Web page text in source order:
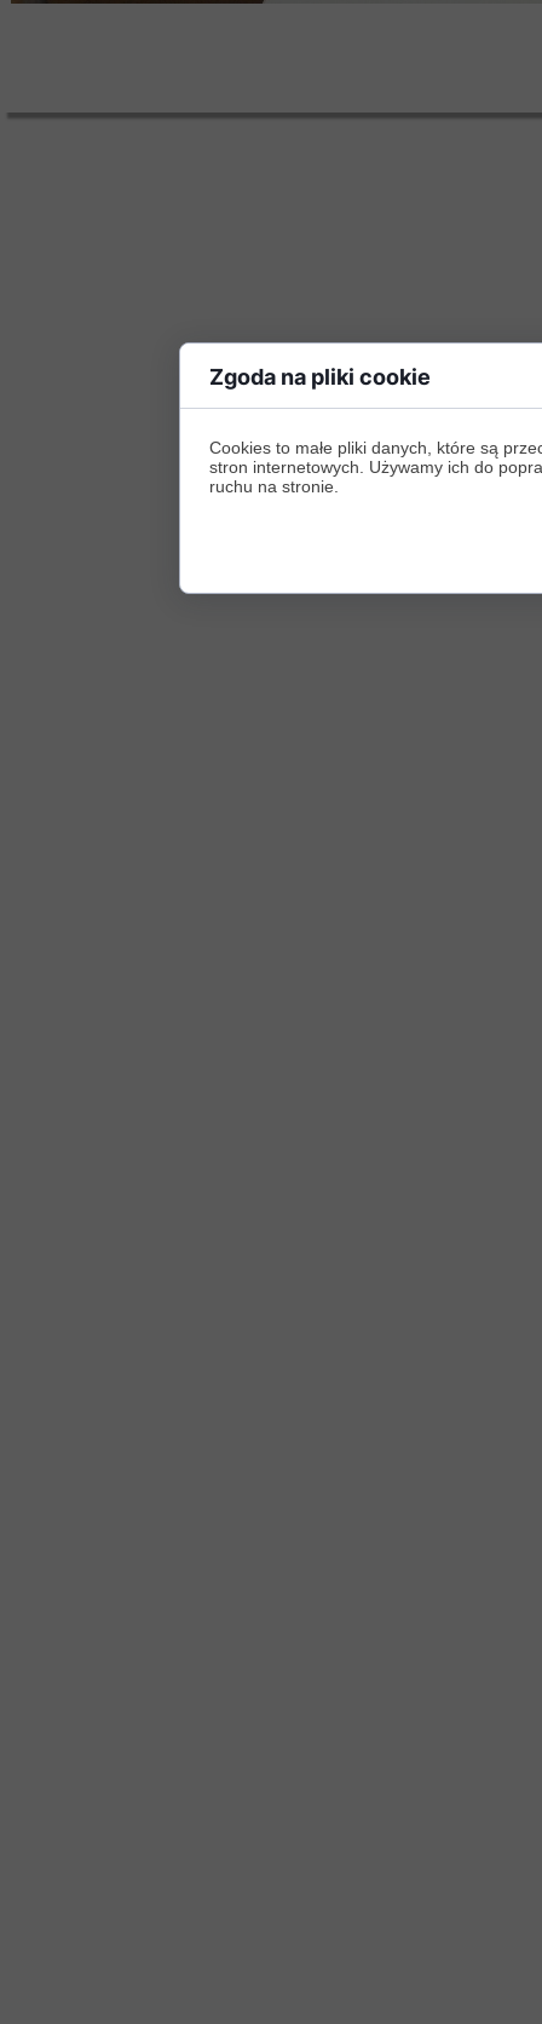
Zgoda na pliki cookie
Cookies to małe pliki danych, które są
stron internetowych. Używamy ich do
ruchu na stronie.